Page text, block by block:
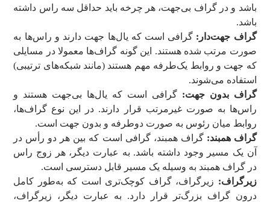
باشد و در گراف بی‌جهت، هر چرخه باید حداقل سه راس داشته
باشد.
گراف جهت‌دار: گرافی است که یال‌ها جهت دارند و راس‌ها به
صورت مرتب شده هستند. این گونه گراف‌ها معمولا در مسایلی
که جهت و روابط یک‌طرفه مهم هستند (مانند شبکه‌های ترتیبی)
استفاده می‌شوند.
گراف بدون جهت: گرافی است که یال‌ها بی‌جهت هستند و
راس‌ها به صورت غیرمرتب قرار دارند. در این نوع گراف‌ها،
روابط میان رئوس به صورت دوطرفه و بدون جهت است.
گراف همبند: گراف همبند، گرافی است که بین هر دو رأس در
آن یک مسیر وجود داشته باشد. به عبارت دیگر، هر زوج راس
در گراف همبند به وسیله یک مسیر قابل دسترسی است.
زیرگراف: زیرگراف، گراف کوچک‌تری است که به‌طور کامل
درون گراف بزرگ‌تر قرار دارد. به عبارت دیگر، زیرگراف،